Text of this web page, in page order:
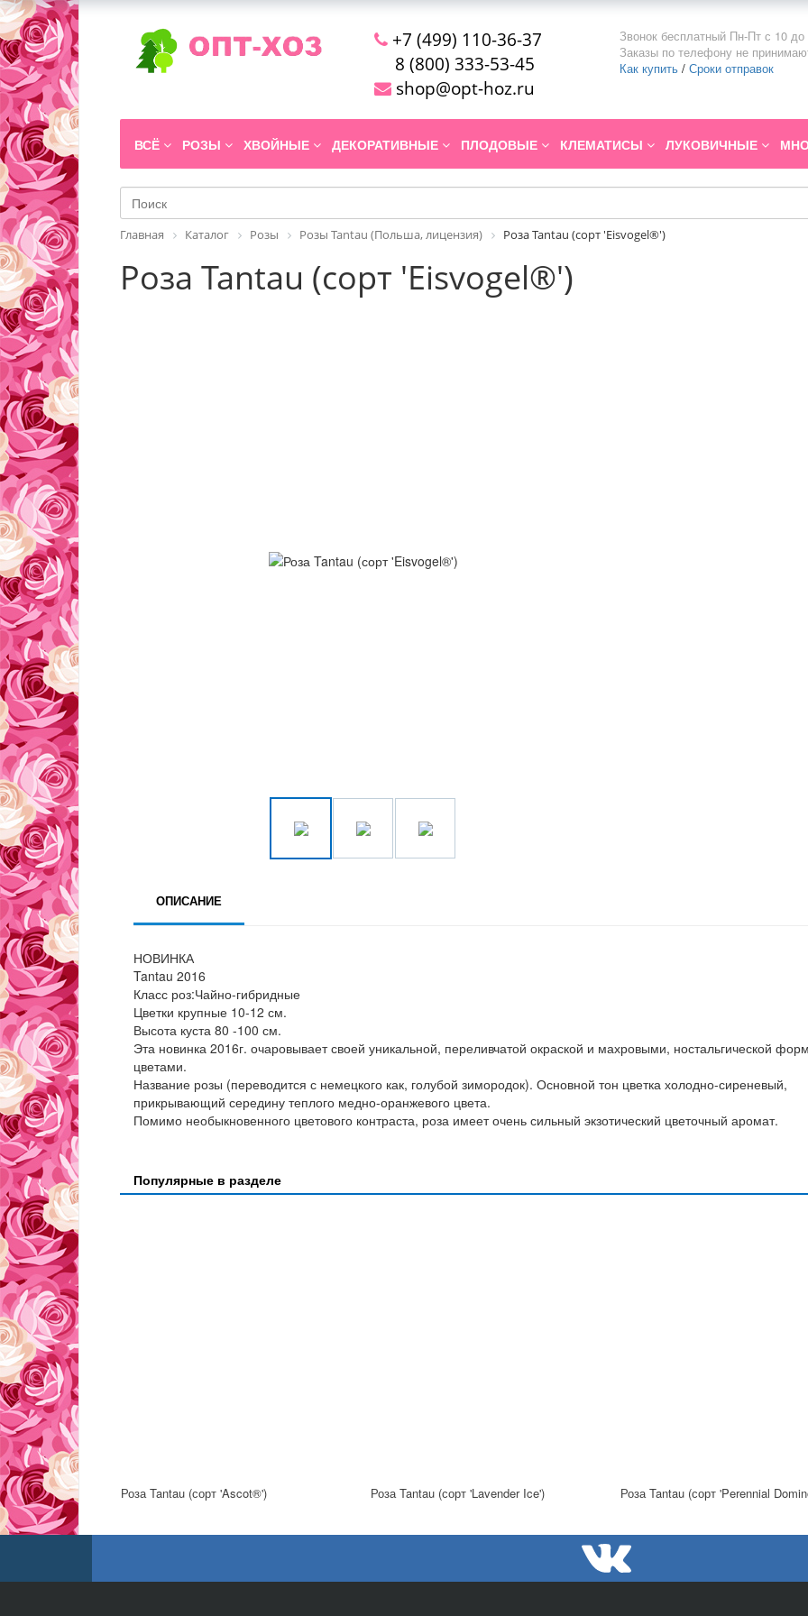
+7 (499) 110-36-37
8 (800) 333-53-45
shop@opt-hoz.ru
Звонок бесплатный Пн-Пт с 10 до
Заказы по телефону не
Как купить / Сроки отправок
ВСЁ РОЗЫ ХВОЙНЫЕ ДЕКОРАТИВНЫЕ ПЛОДОВЫЕ КЛЕМАТИСЫ ЛУКОВИЧНЫЕ
Главная Каталог Розы Розы Tantau (Польша, лицензия) Роза Tantau (сорт 'Eisvogel®')
Роза Tantau (сорт 'Eisvogel®')
ОПИСАНИЕ
НОВИНКА
Tantau 2016
Класс роз:Чайно-гибридные
Цветки крупные 10-12 см.
Высота куста 80 -100 см.
Эта новинка 2016г. очаровывает своей уникальной, переливчатой окраской и махровыми, ностальгической
цветами.
Название розы (переводится с немецкого как, голубой зимородок). Основной тон цветка холодно-сиреневый,
прикрывающий середину теплого медно-оранжевого цвета.
Помимо необыкновенного цветового контраста, роза имеет очень сильный экзотический цветочный аромат.
Популярные в разделе
Роза Tantau (сорт 'Ascot®') Роза Tantau (сорт 'Lavender Ice') Роза Tantau (сорт 'Perennial